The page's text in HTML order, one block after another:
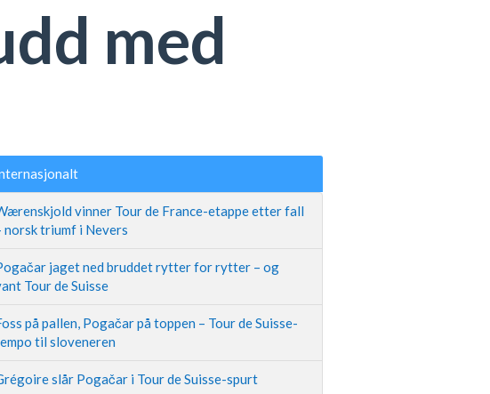
med
vinner Tour de France-etappe etter fall
norsk triumf i Nevers
jaget ned bruddet rytter for rytter – og
Tour de Suisse
på pallen, Pogačar på toppen – Tour de Suisse-
til sloveneren
slår Pogačar i Tour de Suisse-spurt